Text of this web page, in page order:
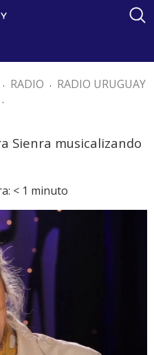
. RADIO . RADIO URUGUAY
.
Sienra musicalizando
< 1 minuto